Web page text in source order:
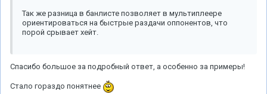
Так же разница в банлисте позволяет в мультиплеере
ориентироваться на быстрые раздачи оппонентов, что
порой срывает хейт.
Спасибо большое за подробный ответ, а особенно за примеры!
Стало гораздо понятнее